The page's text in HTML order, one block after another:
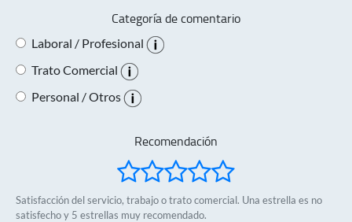
Categoría de comentario
Laboral / Profesional
Trato Comercial
Personal / Otros
Recomendación
Satisfacción del servicio, trabajo o trato comercial. Una estrella es no
satisfecho y 5 estrellas muy recomendado.